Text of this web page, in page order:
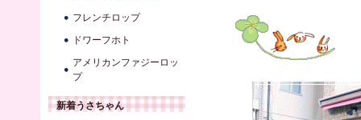
フレンチロップ
ドワーフホト
アメリカンファジーロッ
プ
新着うさちゃん